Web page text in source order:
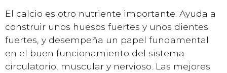
El calcio es otro nutriente importante. Ayuda a
construir unos huesos fuertes y unos dientes
fuertes, y desempeña un papel fundamental
en el buen funcionamiento del sistema
circulatorio, muscular y nervioso. Las mejores